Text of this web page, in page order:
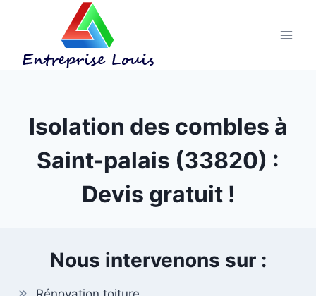
Isolation des combles à
Saint-palais (33820) :
Devis gratuit !
Nous intervenons sur :